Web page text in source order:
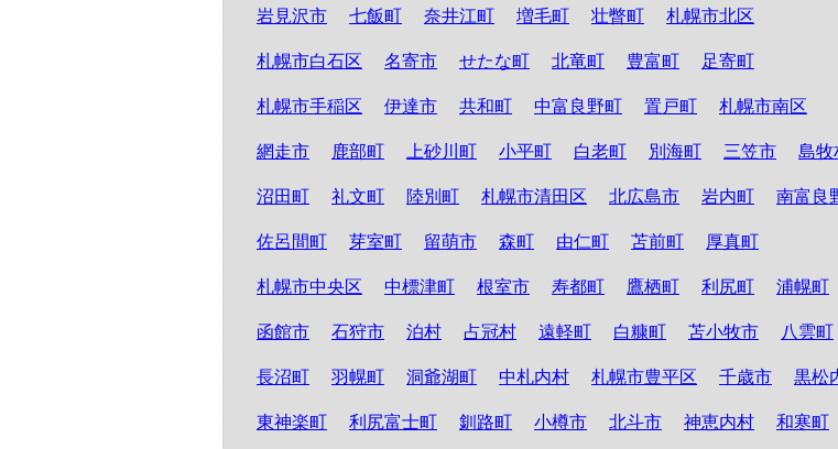
岩見沢市 七飯町 奈井江町 増毛町 壮瞥町 札幌市北区
札幌市白石区 名寄市 せたな町 北竜町 豊富町 足寄町
札幌市手稲区 伊達市 共和町 中富良野町 置戸町 札幌市南区
網走市 鹿部町 上砂川町 小平町 白老町 別海町 三笠市 島牧
沼田町 礼文町 陸別町 札幌市清田区 北広島市 岩内町 南富良
佐呂間町 芽室町 留萌市 森町 由仁町 苫前町 厚真町
札幌市中央区 中標津町 根室市 寿都町 鷹栖町 利尻町 浦幌町
函館市 石狩市 泊村 占冠村 遠軽町 白糠町 苫小牧市 八雲町
長沼町 羽幌町 洞爺湖町 中札内村 札幌市豊平区 千歳市 黒松
東神楽町 利尻富士町 釧路町 小樽市 北斗市 神恵内村 和寒町